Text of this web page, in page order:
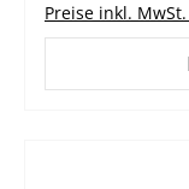
Preise inkl.